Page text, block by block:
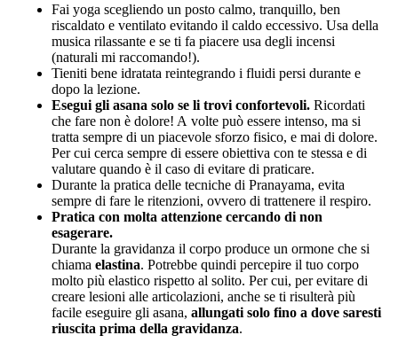
Fai yoga scegliendo un posto calmo, tranquillo, ben
riscaldato e ventilato evitando il caldo eccessivo. Usa della
musica rilassante e se ti fa piacere usa degli incensi
(naturali mi raccomando!).
Tieniti bene idratata reintegrando i fluidi persi durante e
dopo la lezione.
Esegui gli asana solo se li trovi confortevoli. Ricordati
che fare non è dolore! A volte può essere intenso, ma si
tratta sempre di un piacevole sforzo fisico, e mai di dolore.
Per cui cerca sempre di essere obiettiva con te stessa e di
valutare quando è il caso di evitare di praticare.
Durante la pratica delle tecniche di Pranayama, evita
sempre di fare le ritenzioni, ovvero di trattenere il respiro.
Pratica con molta attenzione cercando di non
esagerare.
Durante la gravidanza il corpo produce un ormone che si
chiama elastina. Potrebbe quindi percepire il tuo corpo
molto più elastico rispetto al solito. Per cui, per evitare di
creare lesioni alle articolazioni, anche se ti risulterà più
facile eseguire gli asana, allungati solo fino a dove saresti
riuscita prima della gravidanza.